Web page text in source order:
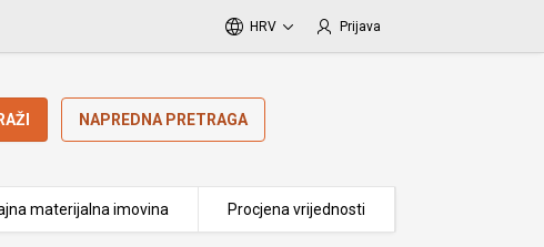
HRV Prijava
NAPREDNA PRETRAGA
materijalna imovina Procjena vrijednosti